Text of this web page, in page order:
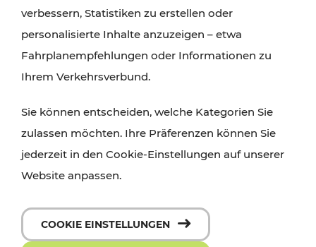
verbessern, Statistiken zu erstellen oder
personalisierte Inhalte anzuzeigen – etwa
Fahrplanempfehlungen oder Informationen zu
Ihrem Verkehrsverbund.
Sie können entscheiden, welche Kategorien Sie
zulassen möchten. Ihre Präferenzen können Sie
jederzeit in den Cookie-Einstellungen auf unserer
Website anpassen.
COOKIE EINSTELLUNGEN